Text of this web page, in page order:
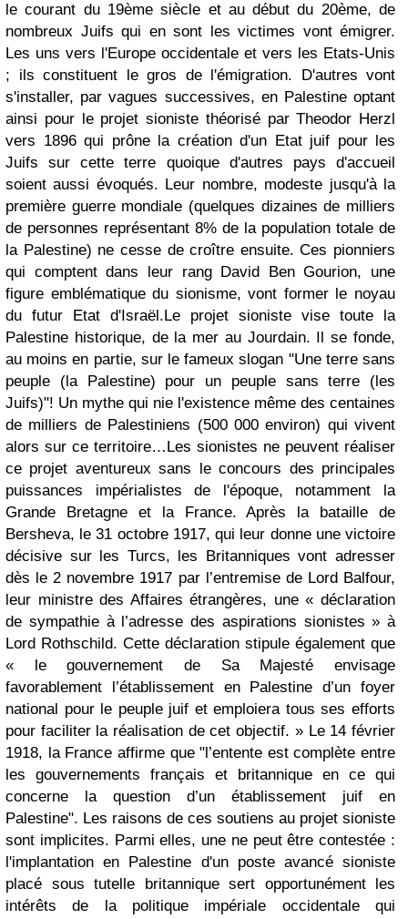
le courant du 19ème siècle et au début du 20ème, de
nombreux Juifs qui en sont les victimes vont émigrer.
Les uns vers l'Europe occidentale et vers les Etats-Unis
; ils constituent le gros de l'émigration. D'autres vont
s'installer, par vagues successives, en Palestine optant
ainsi pour le projet sioniste théorisé par Theodor Herzl
vers 1896 qui prône la création d'un Etat juif pour les
Juifs sur cette terre quoique d'autres pays d'accueil
soient aussi évoqués. Leur nombre, modeste jusqu'à la
première guerre mondiale (quelques dizaines de milliers
de personnes représentant 8% de la population totale de
la Palestine) ne cesse de croître ensuite. Ces pionniers
qui comptent dans leur rang David Ben Gourion, une
figure emblématique du sionisme, vont former le noyau
du futur Etat d'Israël. Le projet sioniste vise toute la
Palestine historique, de la mer au Jourdain. Il se fonde,
au moins en partie, sur le fameux slogan "Une terre sans
peuple (la Palestine) pour un peuple sans terre (les
Juifs)"! Un mythe qui nie l'existence même des centaines
de milliers de Palestiniens (500 000 environ) qui vivent
alors sur ce territoire… Les sionistes ne peuvent réaliser
ce projet aventureux sans le concours des principales
puissances impérialistes de l'époque, notamment la
Grande Bretagne et la France. Après la bataille de
Bersheva, le 31 octobre 1917, qui leur donne une victoire
décisive sur les Turcs, les Britanniques vont adresser
dès le 2 novembre 1917 par l’entremise de Lord Balfour,
leur ministre des Affaires étrangères, une « déclaration
de sympathie à l’adresse des aspirations sionistes » à
Lord Rothschild. Cette déclaration stipule également que
« le gouvernement de Sa Majesté envisage
favorablement l’établissement en Palestine d’un foyer
national pour le peuple juif et emploiera tous ses efforts
pour faciliter la réalisation de cet objectif. » Le 14 février
1918, la France affirme que "l’entente est complète entre
les gouvernements français et britannique en ce qui
concerne la question d’un établissement juif en
Palestine". Les raisons de ces soutiens au projet sioniste
sont implicites. Parmi elles, une ne peut être contestée :
l'implantation en Palestine d'un poste avancé sioniste
placé sous tutelle britannique sert opportunément les
intérêts de la politique impériale occidentale qui